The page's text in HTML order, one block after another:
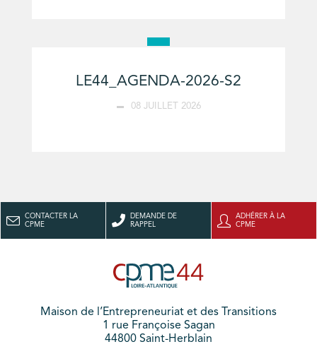
LE44_AGENDA-2026-S2
08 JUILLET 2026
CONTACTER LA
CPME
DEMANDE DE
RAPPEL
ADHÉRER À LA
CPME
Maison de l’Entrepreneuriat et des Transitions
1 rue Françoise Sagan
44800 Saint-Herblain